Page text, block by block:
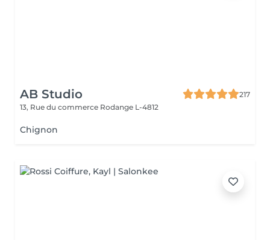
AB Studio
217
13, Rue du commerce Rodange L-4812
Chignon